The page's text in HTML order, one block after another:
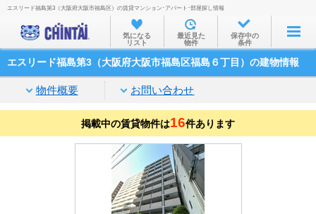
お部屋を探す
沿線・駅から
家賃相場から
通勤通学時間から
物件特集から
不動産会社から
TOP
エスリード福島第3（大阪府大阪市福島区）の賃貸マンション･アパート･部屋探し情報
気になる
リスト
最近見た
物件
保存中の
条件
エスリード福島第3（大阪府大阪市福島区福島６丁目）の建物情報
物件概要 お問い合わせ
掲載中の賃貸物件は16件あります